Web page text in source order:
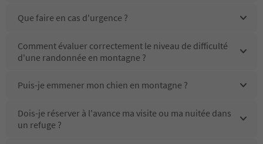
Que faire en cas d'urgence ?
Comment évaluer correctement le niveau de difficulté
d'une randonnée en montagne ?
Puis-je emmener mon chien en montagne ?
Dois-je réserver à l'avance ma visite ou ma nuitée dans
un refuge ?